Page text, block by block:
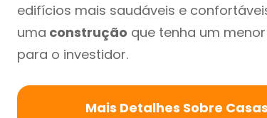
edifícios mais saudáveis e
uma construção que tenha um
para o investidor.
Mais Detalhes Sobre